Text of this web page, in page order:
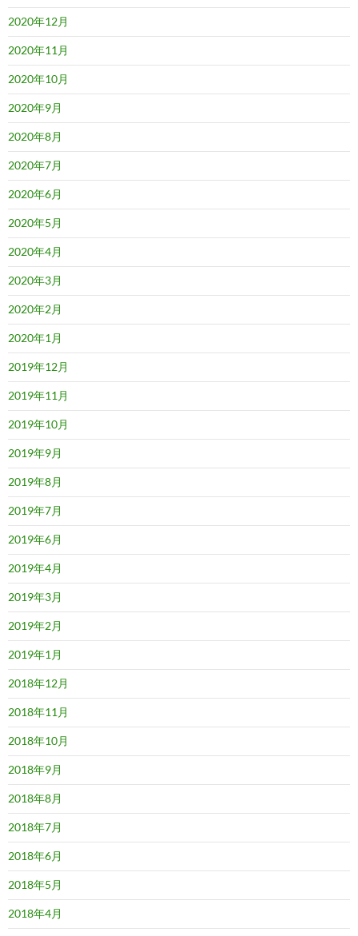
2020年12月
2020年11月
2020年10月
2020年9月
2020年8月
2020年7月
2020年6月
2020年5月
2020年4月
2020年3月
2020年2月
2020年1月
2019年12月
2019年11月
2019年10月
2019年9月
2019年8月
2019年7月
2019年6月
2019年4月
2019年3月
2019年2月
2019年1月
2018年12月
2018年11月
2018年10月
2018年9月
2018年8月
2018年7月
2018年6月
2018年5月
2018年4月